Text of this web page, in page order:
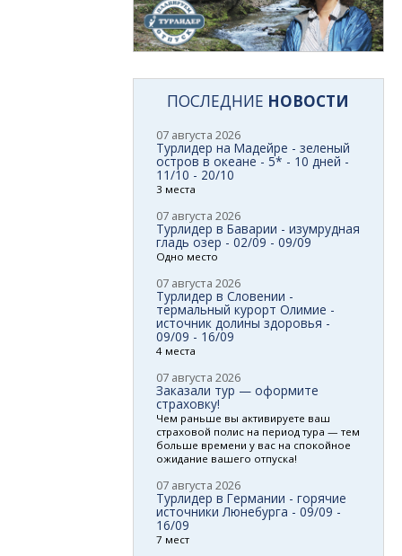
ПОСЛЕДНИЕ НОВОСТИ
07 августа 2026
Турлидер на Мадейре - зеленый
остров в океане - 5* - 10 дней -
11/10 - 20/10
3 места
07 августа 2026
Турлидер в Баварии - изумрудная
гладь озер - 02/09 - 09/09
Одно место
07 августа 2026
Турлидер в Словении -
термальный курорт Олимие -
источник долины здоровья -
09/09 - 16/09
4 места
07 августа 2026
Заказали тур — оформите
страховку!
Чем раньше вы активируете ваш
страховой полис на период тура — тем
больше времени у вас на спокойное
ожидание вашего отпуска!
07 августа 2026
Турлидер в Германии - горячие
источники Люнебурга - 09/09 -
16/09
7 мест